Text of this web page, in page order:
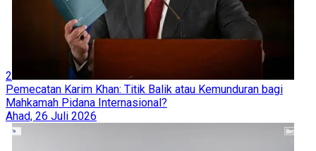
2
Pemecatan Karim Khan: Titik Balik atau Kemunduran bagi
Mahkamah Pidana Internasional?
Ahad, 26 Juli 2026